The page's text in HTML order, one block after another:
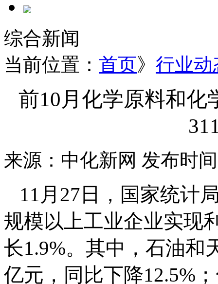
综合新闻
当前位置： 首页》 行业动
前10月化学原料和化
来源：中化新网 发布时
11月27日，国家统计
规模以上工业企业实现
长1.9%。其中，石油和
亿元，同比下降12.5%